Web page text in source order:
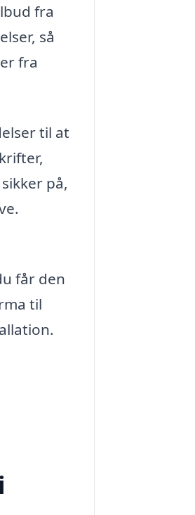
fra
så
fra
til at
på,
får den
til